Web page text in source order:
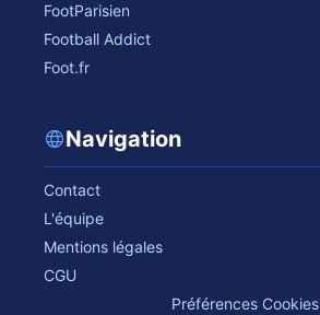
FootParisien
Football Addict
Foot.fr
Navigation
Contact
L'équipe
Mentions légales
CGU
Préférences Cookies